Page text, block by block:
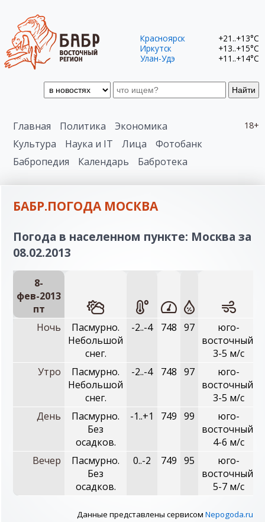
Найти
Красноярск
+21..+13°C
Иркутск
+13..+15°C
Улан-Удэ
+11..+14°C
18+
Главная Политика
Экономика
Культура
Наука и IT Лица
Фотобанк
Бабропедия
Календарь Бабротека
БАБР.ПОГОДА МОСКВА
Погода в населенном пункте: Москва за
08.02.2013
8-
фев-2013
пт
Ночь
Пасмурно.
Небольшой
снег.
-2..-4 748 97
юго-
восточный,
3-5 м/с
Утро
Пасмурно.
Небольшой
снег.
-2..-4 748 97
юго-
восточный,
3-5 м/с
День
Пасмурно.
Без
осадков.
-1..+1 749 99
юго-
восточный,
4-6 м/с
Вечер
Пасмурно.
Без
осадков.
0..-2 749 95
юго-
восточный,
5-7 м/с
Данные представлены сервисом Nepogoda.ru